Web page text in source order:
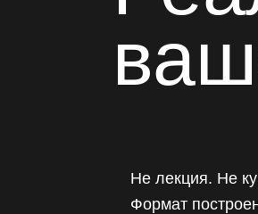
Не лекция. Не
Формат